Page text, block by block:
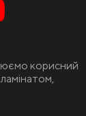
корисний